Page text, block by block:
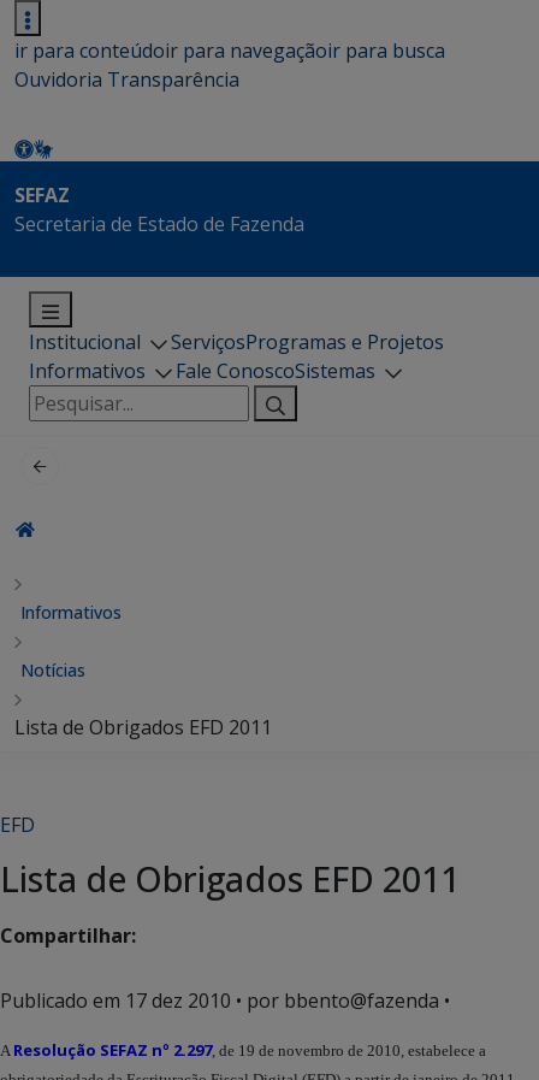
ir para conteúdoir para navegaçãoir para busca
Ouvidoria Transparência
SEFAZ
Secretaria de Estado de Fazenda
Institucional ServiçosProgramas e Projetos
Informativos
Fale ConoscoSistemas
Pesquisar
por:
Informativos
Notícias
Lista de Obrigados EFD 2011
EFD
Lista de Obrigados EFD 2011
Compartilhar:
Publicado em 17 dez 2010 • por bbento@fazenda •
A Resolução SEFAZ nº 2.297, de 19 de novembro de 2010, estabelece a